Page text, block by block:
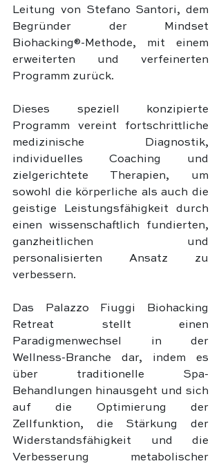
Leitung von Stefano Santori, dem
Begründer der Mindset
Biohacking®-Methode, mit einem
erweiterten und verfeinerten
Programm zurück.
Dieses speziell konzipierte
Programm vereint fortschrittliche
medizinische Diagnostik,
individuelles Coaching und
zielgerichtete Therapien, um
sowohl die körperliche als auch die
geistige Leistungsfähigkeit durch
einen wissenschaftlich fundierten,
ganzheitlichen und
personalisierten Ansatz zu
verbessern.
Das Palazzo Fiuggi Biohacking
Retreat stellt einen
Paradigmenwechsel in der
Wellness-Branche dar, indem es
über traditionelle Spa-
Behandlungen hinausgeht und sich
auf die Optimierung der
Zellfunktion, die Stärkung der
Widerstandsfähigkeit und die
Verbesserung metabolischer